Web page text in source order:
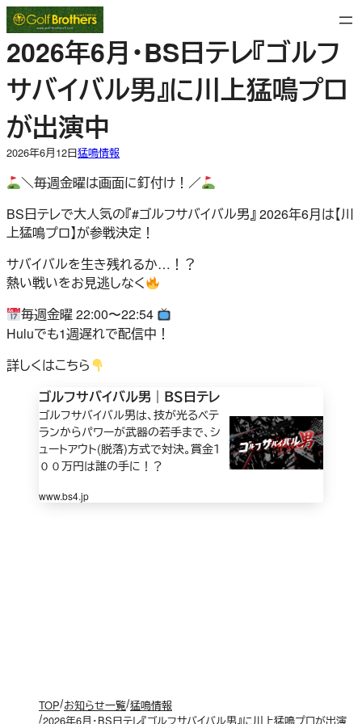
内
容
を
キ
プ
2026年6月・BS日テレ『ゴルフ
サバイバル男』に川上猛鳴プロ
が出演中
2026年6月12日猛鳴情報
＼毎週金曜は画面に釘付け！／
BS日テレで大人気の『#ゴルフサバイバル男』 2026年6月は【川
上猛鳴プロ】が参戦決定！
サバイバルを生き残れるか…！？
熱い戦いをお見逃しなく
毎週金曜 22:00〜22:54
Huluでも1週遅れで配信中！
詳しくはこちら
ゴルフサバイバル男｜ＢＳ日テレ
ゴルフサバイバル男は、技が光るベテ
ランからパワーが武器の若手まで、シ
ュートアウト(脱落)方式で対決。賞金１
００万円は誰の手に！？
www.bs4.jp
TOP お知らせ一覧 猛鳴情報
2026年6月・BS日テレ『ゴルフサバイバル男』に川上猛鳴プロが出演